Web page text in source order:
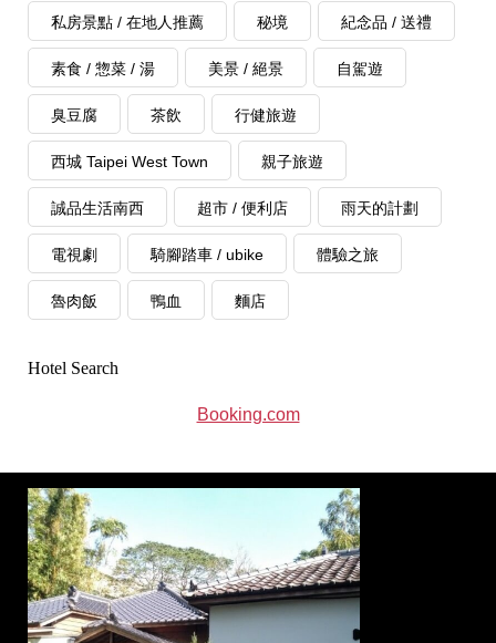
私房景點 / 在地人推薦 秘境 紀念品 / 送禮
素食 / 惣菜 / 湯 美景 / 絕景 自駕遊
臭豆腐 茶飲 行健旅遊
西城 Taipei West Town 親子旅遊
誠品生活南西 超市 / 便利店 雨天的計劃
電視劇 騎腳踏車 / ubike 體驗之旅
魯肉飯 鴨血 麵店
Hotel Search
Booking.com